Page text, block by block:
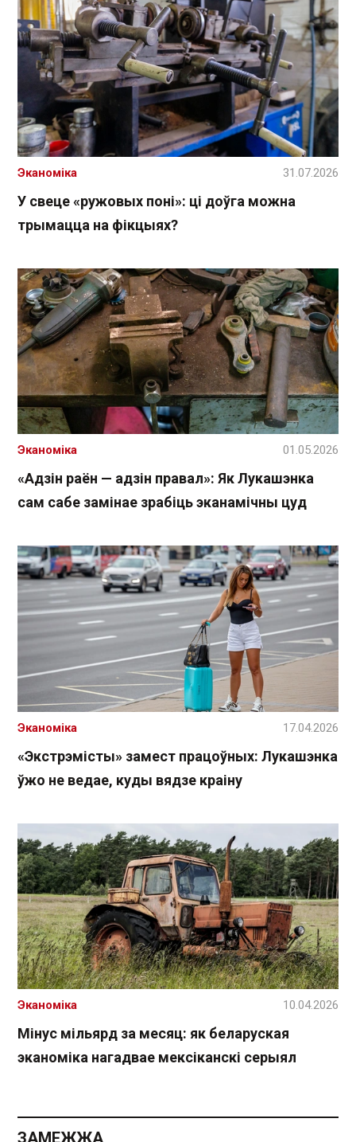
У свеце «ружовых поні»: ці доўга можна
трымацца на фікцыях?
Эканоміка 31.07.2026
«Адзін раён — адзін правал»: Як Лукашэнка
сам сабе замінае зрабіць эканамічны цуд
Эканоміка 01.05.2026
«Экстрэмісты» замест працоўных: Лукашэнка
ўжо не ведае, куды вядзе краіну
Эканоміка 17.04.2026
Мінус мільярд за месяц: як беларуская
эканоміка нагадвае мексіканскі серыял
Эканоміка 10.04.2026
ЗАМЕЖЖА